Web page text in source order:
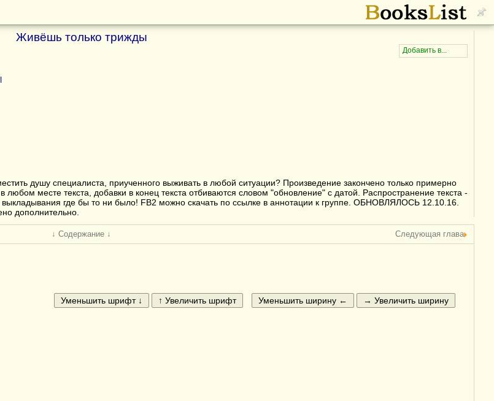
Живёшь только трижды
душу специалиста, приученного выживать в любой ситуации? Произведение закончено только примерно
месте текста, добавки в конец текста отбиваются словом "обновление" с датой. Распространение текста -
где бы то ни было! FB2 можно скачать по ссылке в аннотации к группе. ОБНОВЛЯЛОСЬ 12.10.16.
дополнительно.
↓ Содержание ↓ Следующая глава